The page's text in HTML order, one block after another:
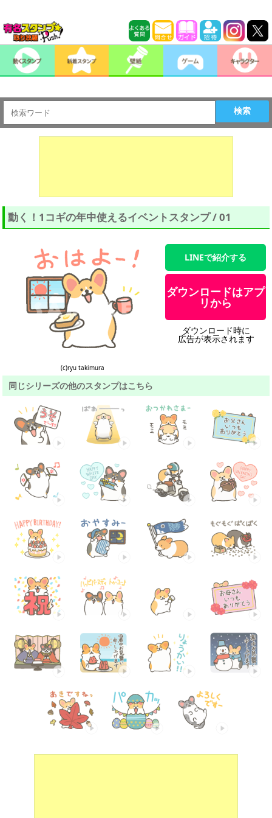
検索
動く！1コギの年中使えるイベントスタンプ / 01
(c)ryu takimura
LINEで紹介する
ダウンロードはアプ
リから
ダウンロード時に
広告が表示されます
同じシリーズの他のスタンプはこちら